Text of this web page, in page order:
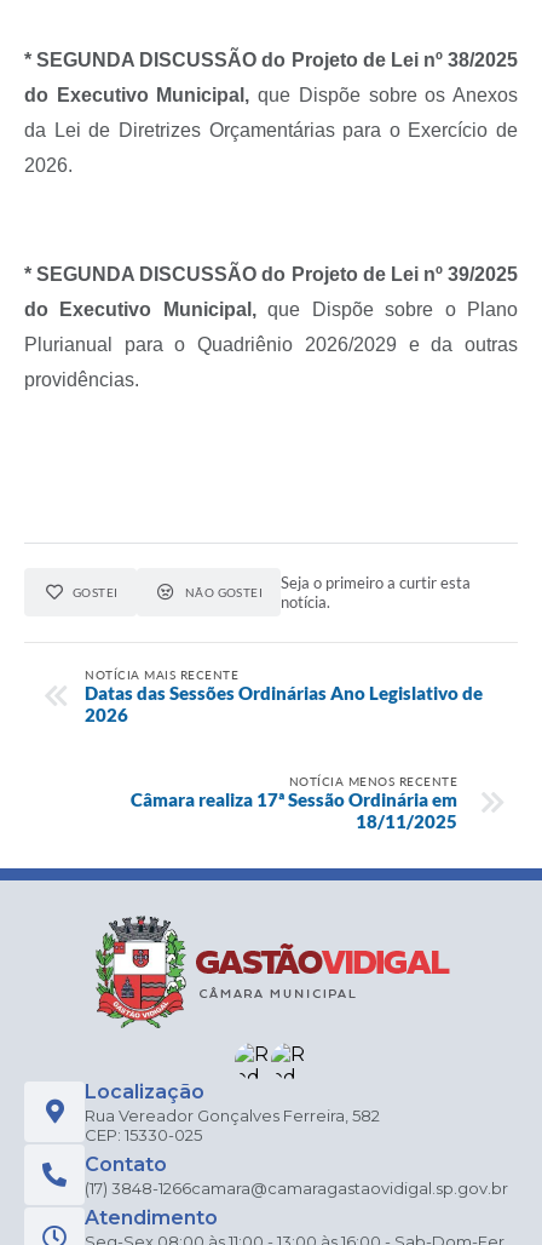
* SEGUNDA DISCUSSÃO do Projeto de Lei nº 38/2025
do Executivo Municipal,que Dispõe sobre os Anexos
da Lei de Diretrizes Orçamentárias para o Exercício de
2026.
* SEGUNDA DISCUSSÃO do Projeto de Lei nº 39/2025
do Executivo Municipal,que
Dispõe sobre o Plano
Plurianual para o Quadriênio 2026/2029 e da outras
providências.
GOSTEI NÃO GOSTEI
Seja o primeiro a curtir esta
notícia.
NOTÍCIA MAIS RECENTE
Datas das Sessões Ordinárias Ano Legislativo de
2026
NOTÍCIA MENOS RECENTE
Câmara realiza 17ª Sessão Ordinária em
18/11/2025
Localização
Rua Vereador Gonçalves Ferreira, 582
CEP: 15330-025
Contato
(17) 3848-1266camara@camaragastaovidigal.sp.gov.br
Atendimento
Seg-Sex 08:00 às 11:00 - 13:00 às 16:00 - Sab-Dom-Fer